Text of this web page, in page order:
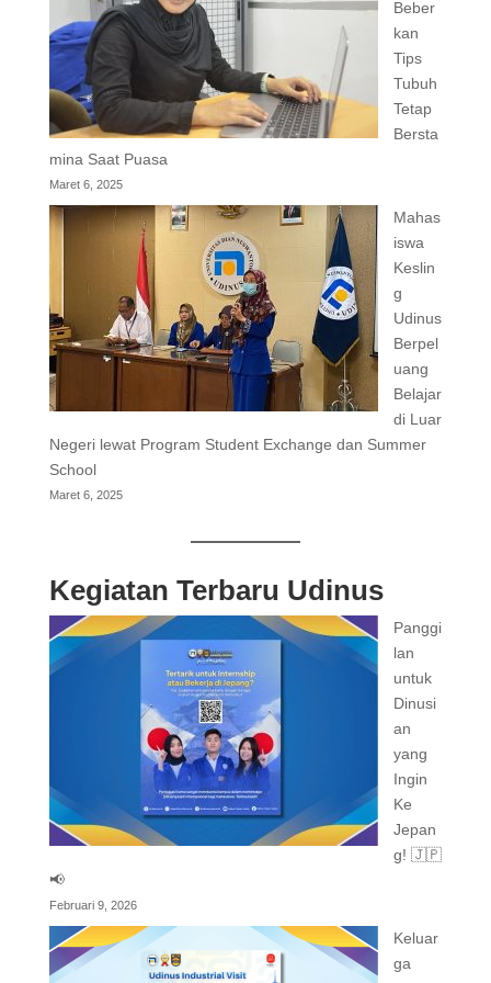
Beber
kan
Tips
Tubuh
Tetap
Bersta
mina Saat Puasa
Maret 6, 2025
Mahas
iswa
Keslin
g
Udinus
Berpel
uang
Belajar
di Luar
Negeri lewat Program Student Exchange dan Summer
School
Maret 6, 2025
Kegiatan Terbaru Udinus
Panggi
lan
untuk
Dinusi
an
yang
Ingin
Ke
Jepan
g! 🇯🇵
📢
Februari 9, 2026
Keluar
ga